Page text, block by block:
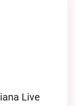
Live